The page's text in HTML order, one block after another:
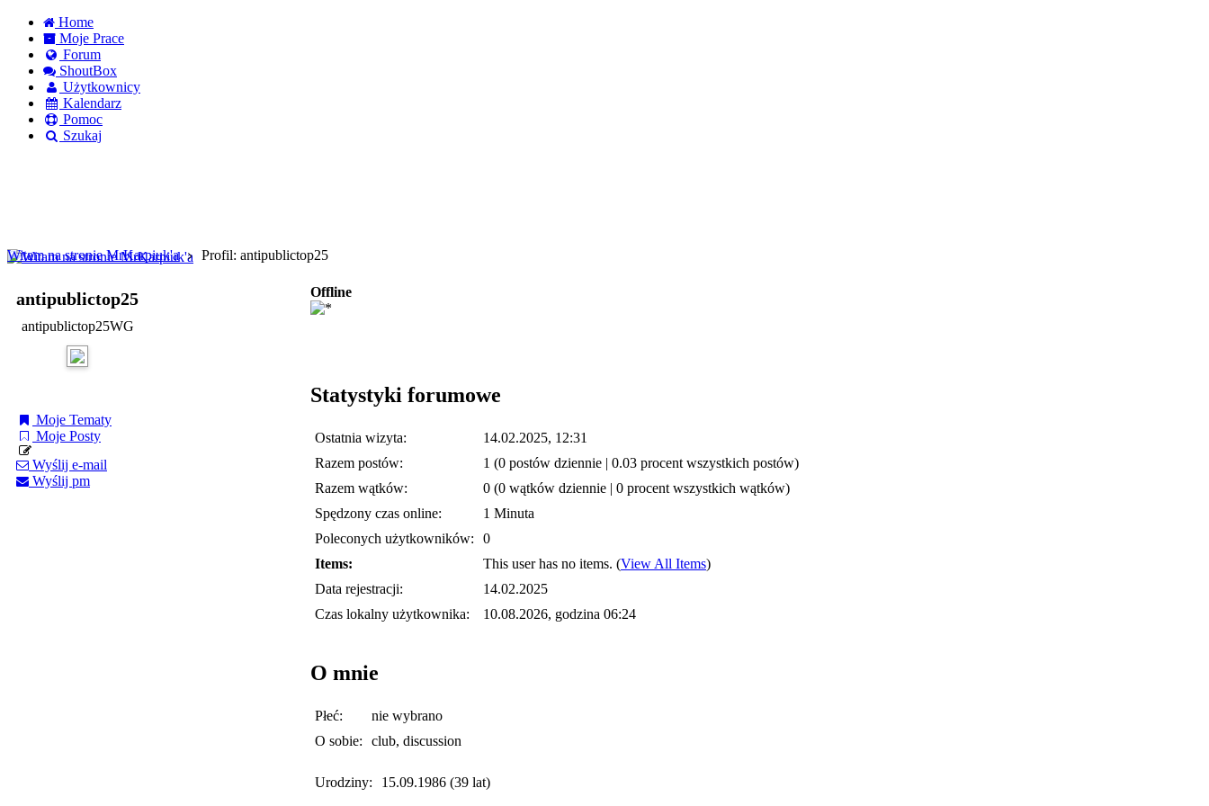
Home
Moje Prace
Forum
ShoutBox
Użytkownicy
Kalendarz
Pomoc
Szukaj
Witam na stronie MrKarpiuk'a
Profil: antipublictop25
antipublictop25
antipublictop25WG
Moje Tematy
Moje Posty
Wyślij e-mail
Wyślij pm
Offline
Statystyki forumowe
Ostatnia wizyta:
14.02.2025, 12:31
Razem postów:
1 (0 postów dziennie | 0.03 procent wszystkich postów)
Razem wątków:
0 (0 wątków dziennie | 0 procent wszystkich wątków)
Spędzony czas online:
1 Minuta
Poleconych użytkowników:
0
Items:
This user has no items. (View All Items)
Data rejestracji:
14.02.2025
Czas lokalny użytkownika:
10.08.2026, godzina 06:24
O mnie
Płeć:
nie wybrano
O sobie:
club, discussion
Urodziny: 15.09.1986 (39 lat)